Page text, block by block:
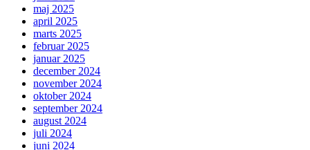
maj 2025
april 2025
marts 2025
februar 2025
januar 2025
december 2024
november 2024
oktober 2024
september 2024
august 2024
juli 2024
juni 2024